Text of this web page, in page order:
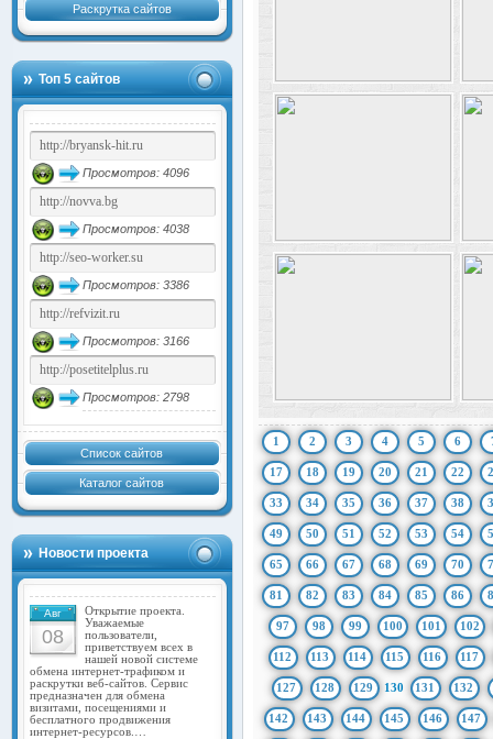
Раскрутка сайтов
Топ 5 сайтов
Просмотров: 4096
Просмотров: 4038
Просмотров: 3386
Просмотров: 3166
Просмотров: 2798
Список сайтов
Каталог сайтов
Новости проекта
Авг
08
Открытие проекта.
Уважаемые
пользователи,
приветствуем всех в
нашей новой системе
обмена интернет-трафиком и
раскрутки веб-сайтов. Сервис
предназначен для обмена
визитами, посещениями и
бесплатного продвижения
интернет-ресурсов.…
1 2 3 4 5 6
17 18 19 20 21 22
33 34 35 36 37 38
49 50 51 52 53 54
65 66 67 68 69 70
81 82 83 84 85 86
97 98 99 100 101 102
112 113 114 115 116 117
127 128 129 130 131 132
142 143 144 145 146 147